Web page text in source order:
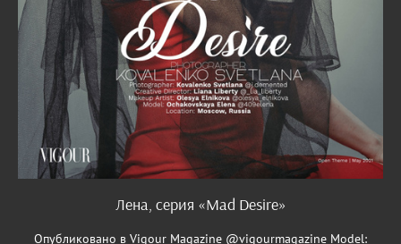
Лена, серия «Mad Desire»
Опубликовано в Vigour Magazine @vigourmagazine Model: